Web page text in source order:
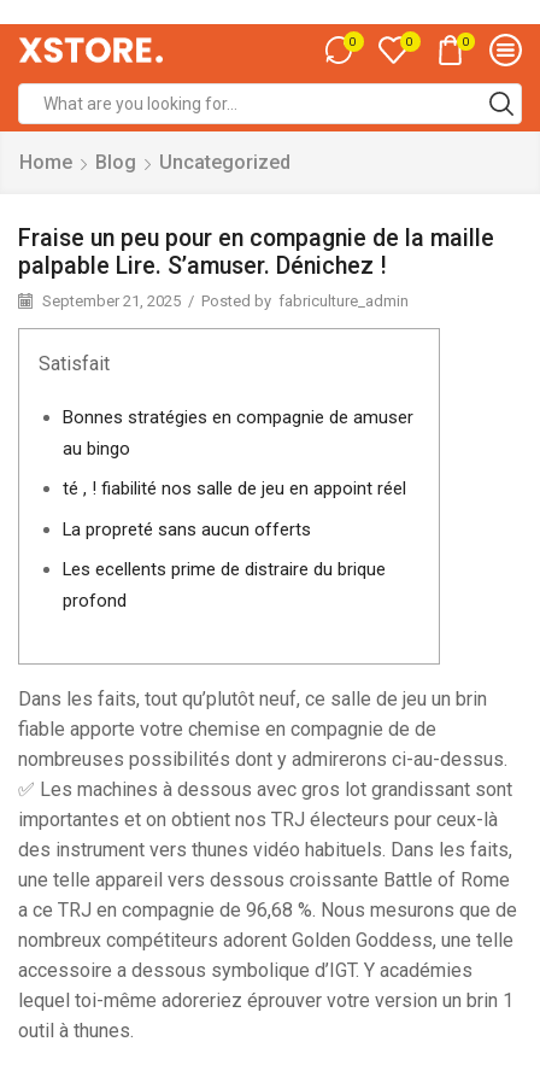
0 0 0
Home Blog Uncategorized
Fraise un peu pour en compagnie de la maille
palpable Lire. S’amuser. Dénichez !
September 21, 2025 / Posted by fabriculture_admin
Satisfait
Bonnes stratégies en compagnie de amuser
au bingo
té , ! fiabilité nos salle de jeu en appoint réel
La propreté sans aucun offerts
Les ecellents prime de distraire du brique
profond
Dans les faits, tout qu’plutôt neuf, ce salle de jeu un brin
fiable apporte votre chemise en compagnie de de
nombreuses possibilités dont y admirerons ci-au-dessus.
✅ Les machines à dessous avec gros lot grandissant sont
importantes et on obtient nos TRJ électeurs pour ceux-là
des instrument vers thunes vidéo habituels. Dans les faits,
une telle appareil vers dessous croissante Battle of Rome
a ce TRJ en compagnie de 96,68 %. Nous mesurons que de
nombreux compétiteurs adorent Golden Goddess, une telle
accessoire a dessous symbolique d’IGT. Y académies
lequel toi-même adoreriez éprouver votre version un brin 1
outil à thunes.